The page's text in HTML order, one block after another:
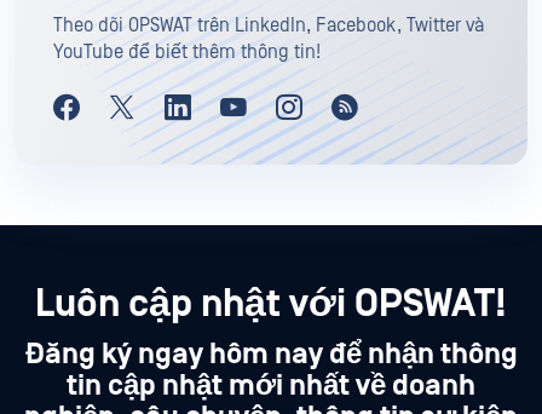
Theo dõi OPSWAT trên LinkedIn, Facebook, Twitter và
YouTube để biết thêm thông tin!
Luôn cập nhật với OPSWAT!
Đăng ký ngay hôm nay để nhận thông
tin cập nhật mới nhất về doanh